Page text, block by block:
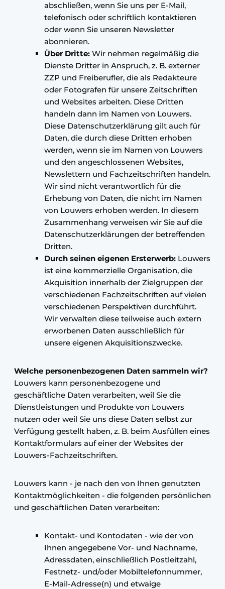
abschließen, wenn Sie uns per E-Mail,
telefonisch oder schriftlich kontaktieren
oder wenn Sie unseren Newsletter
abonnieren.
Über Dritte: Wir nehmen regelmäßig die
Dienste Dritter in Anspruch, z. B. externer
ZZP und Freiberufler, die als Redakteure
oder Fotografen für unsere Zeitschriften
und Websites arbeiten. Diese Dritten
handeln dann im Namen von Louwers.
Diese Datenschutzerklärung gilt auch für
Daten, die durch diese Dritten erhoben
werden, wenn sie im Namen von Louwers
und den angeschlossenen Websites,
Newslettern und Fachzeitschriften handeln.
Wir sind nicht verantwortlich für die
Erhebung von Daten, die nicht im Namen
von Louwers erhoben werden. In diesem
Zusammenhang verweisen wir Sie auf die
Datenschutzerklärungen der betreffenden
Dritten.
Durch seinen eigenen Ersterwerb: Louwers
ist eine kommerzielle Organisation, die
Akquisition innerhalb der Zielgruppen der
verschiedenen Fachzeitschriften auf vielen
verschiedenen Perspektiven durchführt.
Wir verwalten diese teilweise auch extern
erworbenen Daten ausschließlich für
unsere eigenen Akquisitionszwecke.
Welche personenbezogenen Daten sammeln wir?
Louwers kann personenbezogene und
geschäftliche Daten verarbeiten, weil Sie die
Dienstleistungen und Produkte von Louwers
nutzen oder weil Sie uns diese Daten selbst zur
Verfügung gestellt haben, z. B. beim Ausfüllen eines
Kontaktformulars auf einer der Websites der
Louwers-Fachzeitschriften.
Louwers kann - je nach den von Ihnen genutzten
Kontaktmöglichkeiten - die folgenden persönlichen
und geschäftlichen Daten verarbeiten:
Kontakt- und Kontodaten - wie der von
Ihnen angegebene Vor- und Nachname,
Adressdaten, einschließlich Postleitzahl,
Festnetz- und/oder Mobiltelefonnummer,
E-Mail-Adresse(n) und etwaige